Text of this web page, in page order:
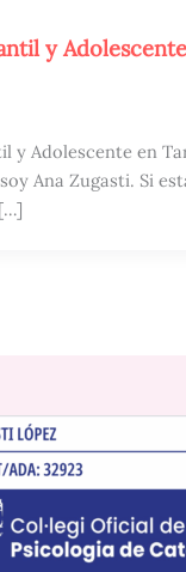
y
y Adolescente en
Ana Zugasti. Si